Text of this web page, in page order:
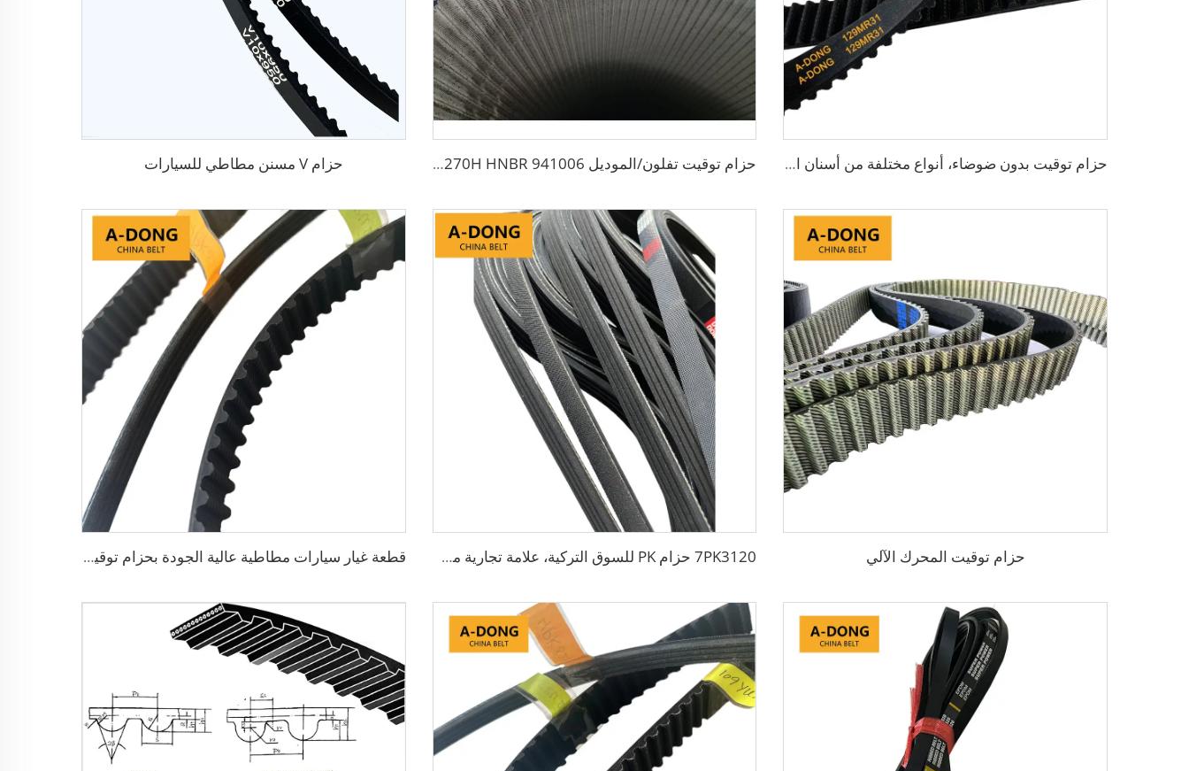
حزام توقيت بدون ضوضاء، أنواع مختلفة من أسنان الحزام، لحماية محركات السيارات، مواد HNBR/CR من مصنع في الصين حزام توقيت تفلون/الموديل 941006 123RP270H HNBR+تفلون لمحرك الديزل حزام V مسنن مطاطي للسيارات
حزام توقيت المحرك الآلي 7PK3120 حزام PK للسوق التركية، علامة تجارية مخصصة، حزام V مسطح ذو سطح خشن قطعة غيار سيارات مطاطية عالية الجودة بحزام توقيت V Belt